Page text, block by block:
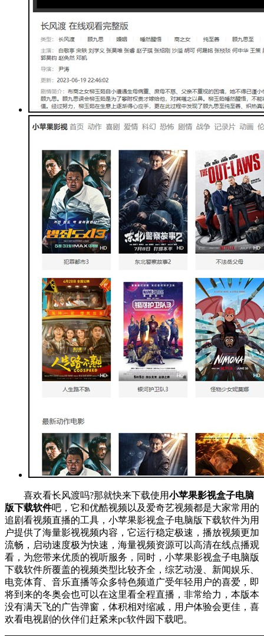
喜欢看长风渡吗?那就快来下载使用小苹果影视盒子电脑
版下载软件吧，它和优酷视频以及爱奇艺视频都是大家常用的
追剧看视频直播的工具，小苹果影视盒子电脑版下载软件为用
户提供了海量影视视频内容，它运行稳定极速，播放视频更加
流畅，启动速度极为快速，海量视频资源可以高清在线点播观
看，为您带来优质的视听服务，同时，小苹果影视盒子电脑版
下载软件所覆盖的视频类型比较齐全，综艺动漫、新闻娱乐、
电竞体育、音乐直播等众多特色频道广受年轻用户的喜爱，即
将到来的冬奥会也可以在这里看全程直播，非常给力，本版本
没有满天飞的广告弹窗，体积相对缩减，用户体验会更佳，喜
欢看电视剧的伙伴们赶紧来pc软件园下载吧。